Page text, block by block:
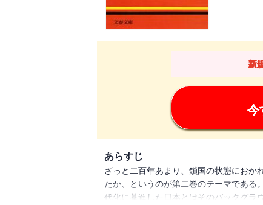
新
今
あらすじ
ざっと二百年あまり、鎖国の状態におか
たか、というのが第二巻のテーマである
代化に驀進した日本とはそのバックグラ